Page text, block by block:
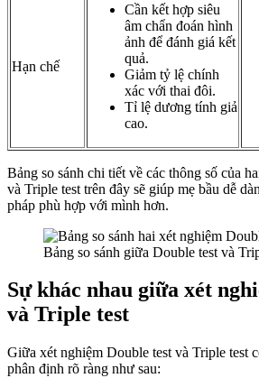
Hạn chế
Cần kết hợp siêu
âm chẩn đoán hình
ảnh để đánh giá kết
quả.
Giảm tỷ lệ chính
xác với thai đôi.
Tỉ lệ dương tính giả
cao.
Bảng so sánh chi tiết về các thông số của
và Triple test trên đây sẽ giúp mẹ bầu dễ
pháp phù hợp với mình hơn.
Bảng so sánh giữa Double test và
Sự khác nhau giữa xét
và Triple test
Giữa xét nghiệm Double test và Triple test
phân định rõ ràng như sau: